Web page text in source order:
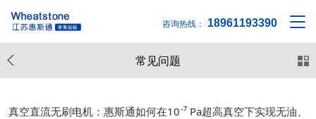
咨询热线： 18961193390
常见问题
真空直流无刷电机：惠斯通如何在10⁻⁷ Pa超高真空下实现无油、